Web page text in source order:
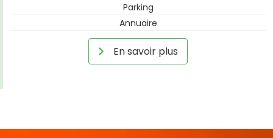
Parking
Annuaire
En savoir plus